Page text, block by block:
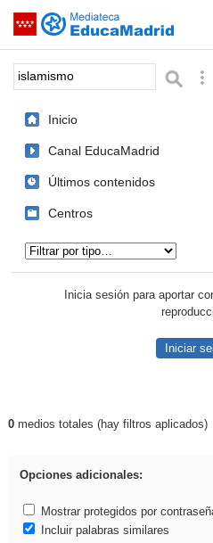
Saltar navegación
Palabra o frase:
Inicio
Canal EducaMadrid
Últimos contenidos
Centros
Inicia sesión para aportar
Iniciar
Resultados de:
0medios totales (hay filtros aplicados)
Opciones adicionales:
Mostrar protegidos por
Incluir palabras similares